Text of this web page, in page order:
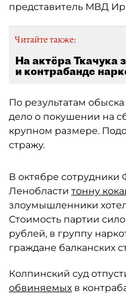
представитель МВД
Читайте также:
На актёра Ткачука
и контрабанде
По результатам
дело о покушении на
крупном размере.
стражу.
В октябре сотрудники
Ленобласти тонну
злоумышленники
Стоимость партии
рублей, в группу
граждане балканских
Колпинский суд
обвиняемых в